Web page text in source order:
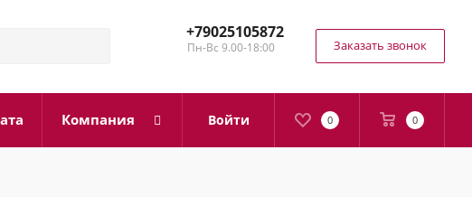
+79025105872
Пн-Вс 9.00-18:00 Заказать звонок
0 0
Войти
Компания